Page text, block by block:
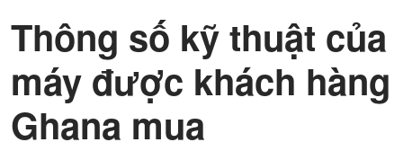
Thông số kỹ thuật của
máy được khách hàng
Ghana mua